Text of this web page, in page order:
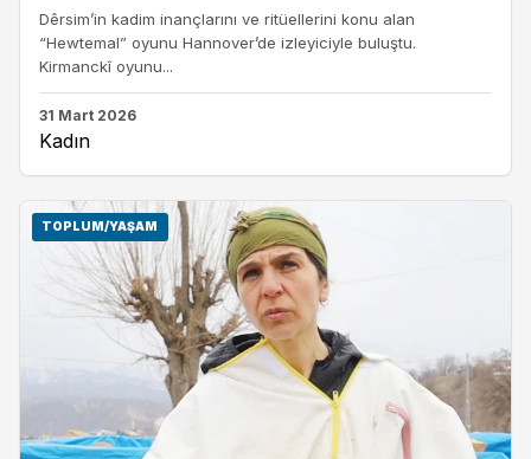
Dêrsim’in kadim inançlarını ve ritüellerini konu alan
“Hewtemal” oyunu Hannover’de izleyiciyle buluştu.
Kirmanckî oyunu...
31 Mart 2026
Kadın
TOPLUM/YAŞAM